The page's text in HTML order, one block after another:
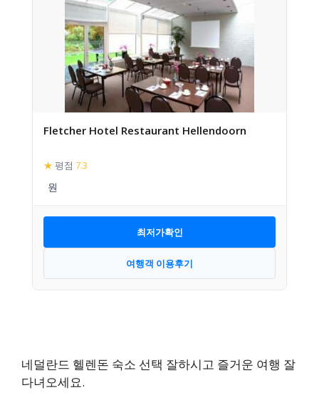
Fletcher Hotel Restaurant Hellendoorn
★ 평점 7.3
최저가확인
여행객 이용후기
네덜란드 헬렌돈 숙소 선택 잘하시고 즐거운 여행 잘
다녀오세요.